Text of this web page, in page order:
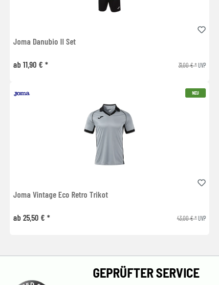
Joma Danubio II Set
ab 11,90 € * 31,00 € *UVP
NEU
Joma Vintage Eco Retro Trikot
ab 25,50 € * 43,00 € *UVP
GEPRÜFTER SERVICE